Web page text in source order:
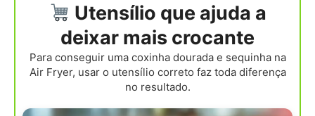
Utensílio que ajuda a
deixar mais crocante
Para conseguir uma coxinha dourada e sequinha na
Air Fryer, usar o utensílio correto faz toda diferença
no resultado.